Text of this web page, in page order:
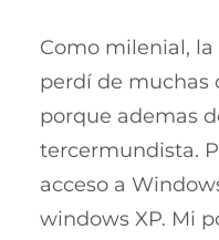
Como milenial,
perdí de muchas
porque ademas
tercermundista.
acceso a
windows XP. Mi